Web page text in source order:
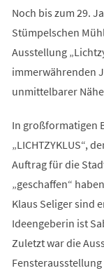
Noch bis zum 29.
Stümpelschen
Ausstellung
immerwährenden
unmittelbarer
In großformatigen
„LICHTZYKLUS“,
Auftrag für die
„geschaffen“
Klaus Seliger sind
Ideengeberin ist
Zuletzt war die